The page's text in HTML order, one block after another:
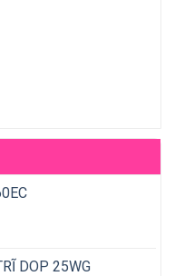
DOP 25WG